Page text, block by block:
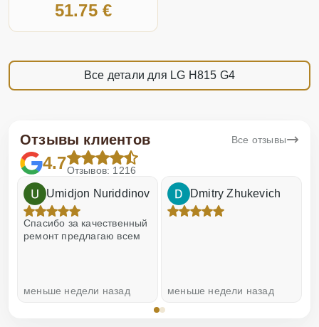
51.75 €
Все детали для LG H815 G4
Отзывы клиентов Все отзывы
4.7Отзывов: 1216
Umidjon Nuriddinov
Спасибо за качественный
ремонт предлагаю всем
меньше недели назад
Dmitry Zhukevich
меньше недели назад